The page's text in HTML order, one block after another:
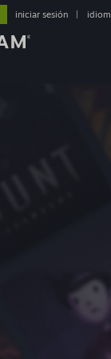
iniciar sesión